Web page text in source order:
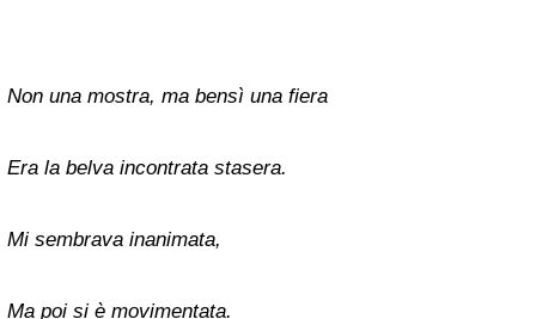
Non una mostra, ma bensì una fiera
Era la belva incontrata stasera.
Mi sembrava inanimata,
Ma poi si è movimentata.